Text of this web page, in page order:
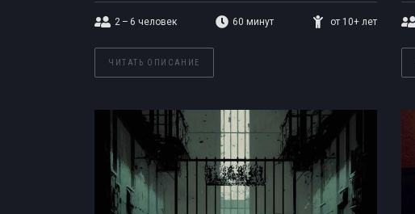
2 – 6 человек 60 минут от 10+ лет
ЧИТАТЬ ОПИСАНИЕ